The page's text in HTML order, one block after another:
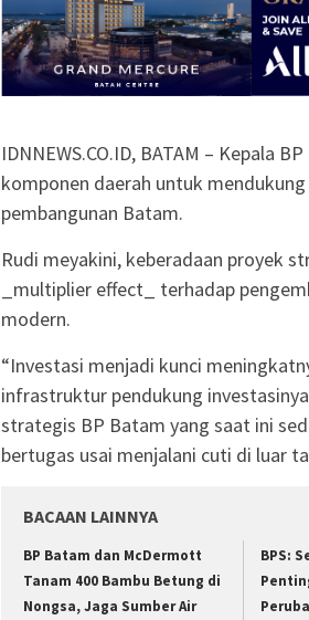
IDNNEWS.CO.ID, BATAM – Kepala
komponen daerah untuk
pembangunan Batam.
Rudi meyakini, keberadaan proyek
_multiplier effect_ terhadap
modern.
“Investasi menjadi kunci
infrastruktur pendukung
strategis BP Batam yang saat ini
bertugas usai menjalani cuti di luar
BACAAN LAINNYA
BP Batam dan McDermott
Tanam 400 Bambu Betung di
Nongsa, Jaga Sumber Air
BPS: